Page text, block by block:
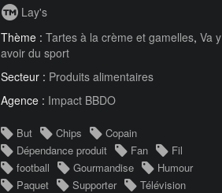
Lay's
Thème : Tartes à la crème et gamelles, Va y
avoir du sport
Secteur : Produits alimentaires
Agence : Impact BBDO
But Chips
Copain
Dépendance produit
Fan
Fil
football
Gourmandise
Humour
Paquet
Supporter Télévision